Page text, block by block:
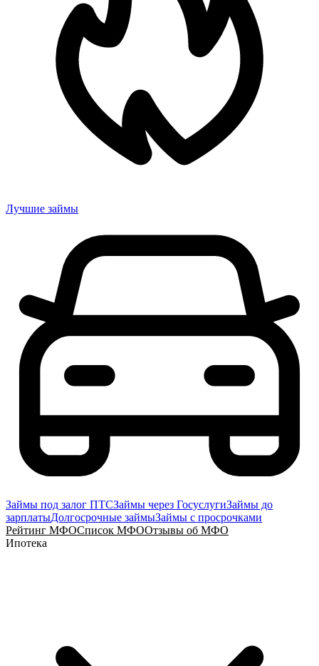
Лучшие займы
Займы под залог ПТСЗаймы через ГосуслугиЗаймы до
зарплатыДолгосрочные займыЗаймы с просрочками
Рейтинг МФОСписок МФООтзывы об МФО
Ипотека